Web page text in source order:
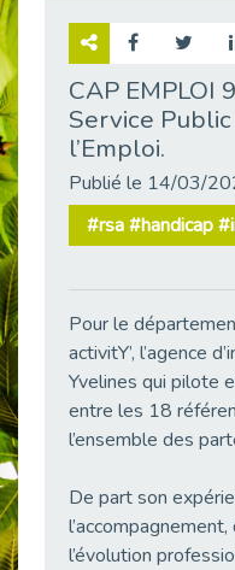
Publié le 02/06/2026
Publié le 30/05/2026
Publié le 21/05/2026
Publié le 18/05/2026
Publié le 12/05/2026
CAP EMPLOI
Service
l’Emploi.
Publié le 14/03/
#rsa #handicap
Pour le
activitY’, l’agence
Yvelines qui pilote
entre les 18
l’ensemble des
De part son
l’évolution